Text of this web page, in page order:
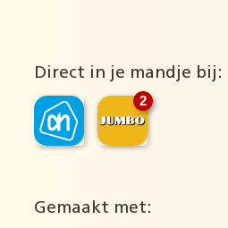
Direct in je mandje bij:
2
Gemaakt met: